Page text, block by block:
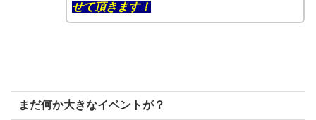
せて頂きます！
まだ何か大きなイベントが？